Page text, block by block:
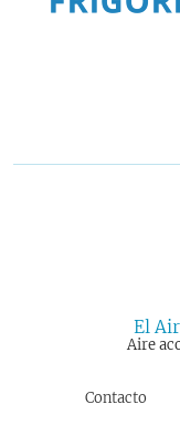
El
Aire
Contacto